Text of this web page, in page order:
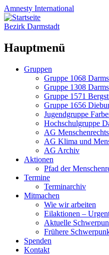
Amnesty International
Bezirk Darmstadt
Hauptmenü
Zum
Gruppen
Gruppe 1068
Gruppe 1308
Gruppe 1571
Gruppe 1656
Jugendgruppe
Hochschulgruppe
AG
AG Klima und
AG Archiv
Aktionen
Pfad der
Termine
Terminarchiv
Mitmachen
Wie wir arbeiten
Eilaktionen –
Aktuelle
Frühere
Spenden
Kontakt